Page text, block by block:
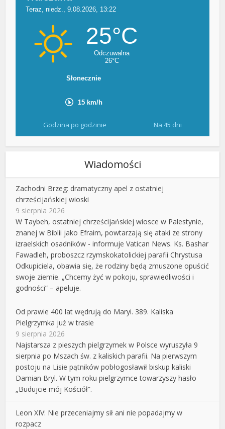
Godzina po godzinie Na 45 dni
Wiadomości
Zachodni Brzeg: dramatyczny apel z ostatniej
chrześcijańskiej wioski
9 sierpnia 2026
W Taybeh, ostatniej chrześcijańskiej wiosce w Palestynie,
znanej w Biblii jako Efraim, powtarzają się ataki ze strony
izraelskich osadników - informuje Vatican News. Ks. Bashar
Fawadleh, proboszcz rzymskokatolickiej parafii Chrystusa
Odkupiciela, obawia się, że rodziny będą zmuszone opuścić
swoje ziemie. „Chcemy żyć w pokoju, sprawiedliwości i
godności” – apeluje.
Od prawie 400 lat wędrują do Maryi. 389. Kaliska
Pielgrzymka już w trasie
9 sierpnia 2026
Najstarsza z pieszych pielgrzymek w Polsce wyruszyła 9
sierpnia po Mszach św. z kaliskich parafii. Na pierwszym
postoju na Lisie pątników pobłogosławił biskup kaliski
Damian Bryl. W tym roku pielgrzymce towarzyszy hasło
„Budujcie mój Kościół”.
Leon XIV: Nie przeceniajmy sił ani nie popadajmy w
rozpacz